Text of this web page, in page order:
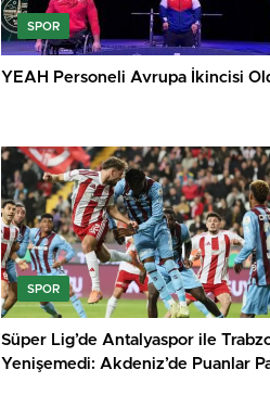
SPOR
YEAH Personeli Avrupa İkincisi
SPOR
Süper Lig’de Antalyaspor ile
Yenişemedi: Akdeniz’de Puanlar